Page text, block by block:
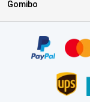
Gomibo